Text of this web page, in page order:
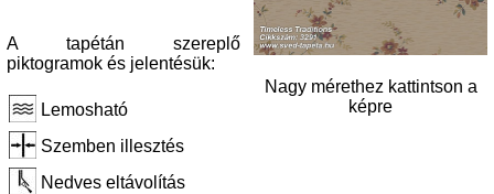
A tapétán szereplő
piktogramok és jelentésük:
Lemosható
Szemben illesztés
Nedves eltávolítás
Nagy mérethez kattintson a
képre